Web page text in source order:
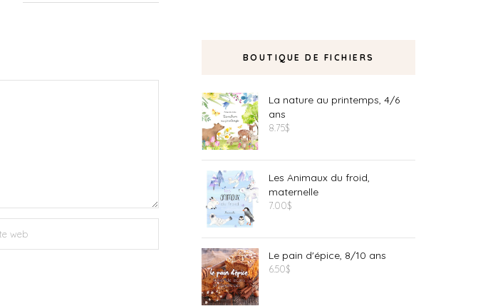
BOUTIQUE DE FICHIERS
La nature au printemps, 4/6
ans
8.75$
Les Animaux du froid,
maternelle
7.00$
Le pain d'épice, 8/10 ans
6.50$